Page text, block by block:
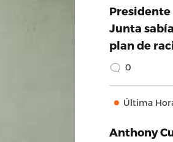
Presidente
Junta
plan de
0
Última
Anthony